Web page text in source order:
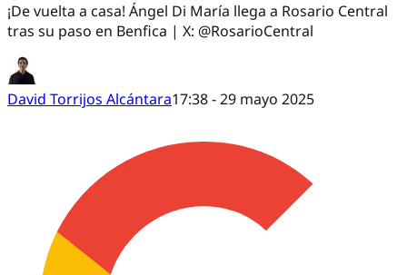
¡De vuelta a casa! Ángel Di María llega a Rosario Central
tras su paso en Benfica | X: @RosarioCentral
David Torrijos Alcántara17:38 - 29 mayo 2025